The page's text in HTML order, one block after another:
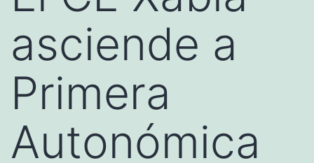
asciende a
Primera
Autonómica